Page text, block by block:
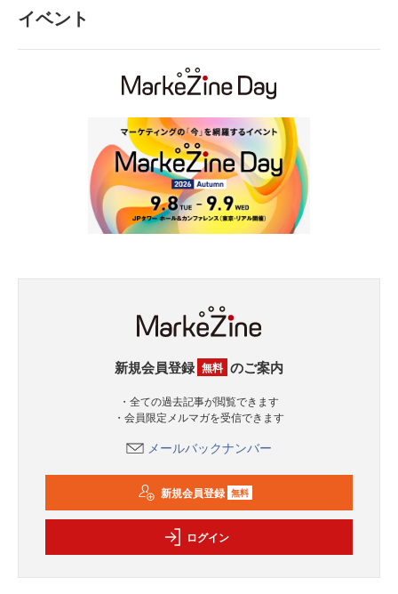
イベント
新規会員登録 無料 のご案内
・全ての過去記事が閲覧できます
・会員限定メルマガを受信できます
メールバックナンバー
新規会員登録 無料
ログイン